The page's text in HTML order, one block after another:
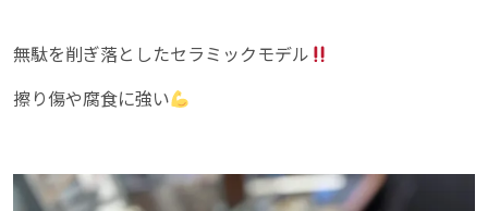
無駄を削ぎ落としたセラミックモデル
擦り傷や腐食に強い